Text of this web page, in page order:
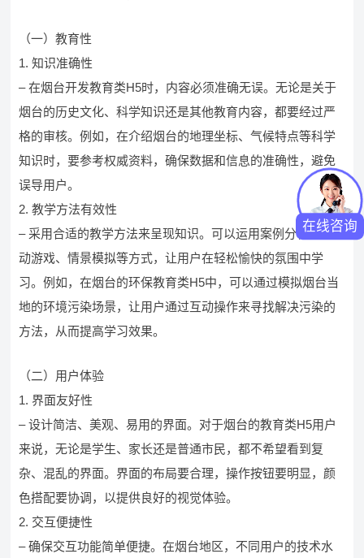
（一）教育性
1. 知识准确性
– 在烟台开发教育类H5时，内容必须准确无误。无论是关于
烟台的历史文化、科学知识还是其他教育内容，都要经过严
格的审核。例如，在介绍烟台的地理坐标、气候特点等科学
知识时，要参考权威资料，确保数据和信息的准确性，避免
误导用户。
2. 教学方法有效性
– 采用合适的教学方法来呈现知识。可以运用案例分析、互
动游戏、情景模拟等方式，让用户在轻松愉快的氛围中学
习。例如，在烟台的环保教育类H5中，可以通过模拟烟台当
地的环境污染场景，让用户通过互动操作来寻找解决污染的
方法，从而提高学习效果。
（二）用户体验
1. 界面友好性
– 设计简洁、美观、易用的界面。对于烟台的教育类H5用户
来说，无论是学生、家长还是普通市民，都不希望看到复
杂、混乱的界面。界面的布局要合理，操作按钮要明显，颜
色搭配要协调，以提供良好的视觉体验。
2. 交互便捷性
– 确保交互功能简单便捷。在烟台地区，不同用户的技术水
在线咨询